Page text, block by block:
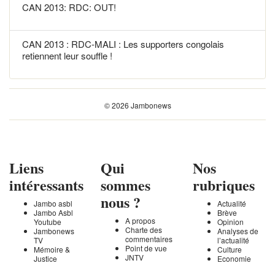
CAN 2013: RDC: OUT!
CAN 2013 : RDC-MALI : Les supporters congolais
retiennent leur souffle !
© 2026 Jambonews
Liens
intéressants
Jambo asbl
Jambo Asbl
Youtube
Jambonews
TV
Mémoire &
Justice
Qui
sommes
nous ?
A propos
Charte des
commentaires
Point de vue
JNTV
Nos
rubriques
Actualité
Brève
Opinion
Analyses de
l’actualité
Culture
Economie